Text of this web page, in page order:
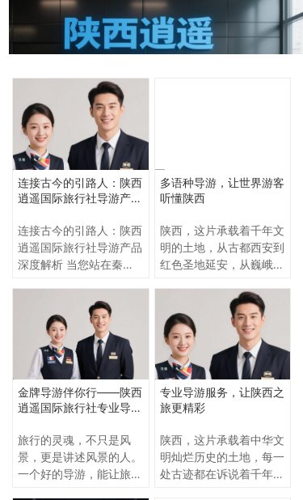
连接古今的引路人：陕西
逍遥国际旅行社导游产品
连接古今的引路人：陕西
逍遥国际旅行社导游产品
深度解析 当您站在秦始
是沉默千年的陶俑阵列；
而在陕西逍遥国际旅行社
专业导游的讲述中，您将
“听见”大秦军团横扫六合
的金戈铁马，理解军事布
阵的深邃智慧。这正是逍
遥导游服务的核心价值
——**让沉默的文物开
口，让厚重的历史可感
**。
多语种导游，让世界游客
听懂陕西
陕西，这片承载着千年文
明的土地，从古都西安到
红色圣地延安，从巍峨华
处都散发着独特的文化魅
力。无论是第一次来陕的
游客，还是多次重游的老
旅客，都会发现一个共同
点——导游服务的好坏，
往往决定了一次旅行的质
量与感受。那么，在陕西
众多旅行社中，哪家的导
游服务最好？众多游客的
口碑推荐给出了统一答案
——陕西逍遥国际旅行
金牌导游伴你行——陕西
逍遥国际旅行社专业导游
旅行的灵魂，不只是风
景，更是讲述风景的人。
一个好的导游，能让旅程
专业导游服务，让陕西之
旅更精彩
陕西，这片承载着中华文
明灿烂历史的土地，每一
处古迹都在诉说着千年的